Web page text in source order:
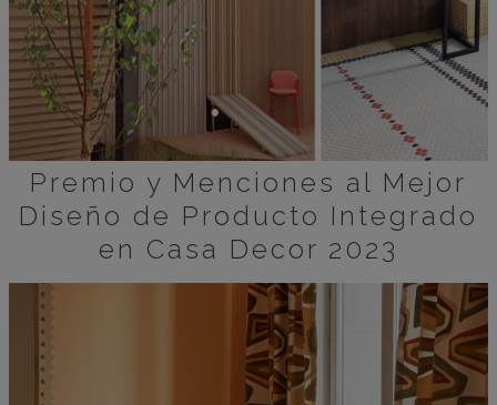
Premio y Menciones al Mejor
Diseño de Producto Integrado
en Casa Decor 2023